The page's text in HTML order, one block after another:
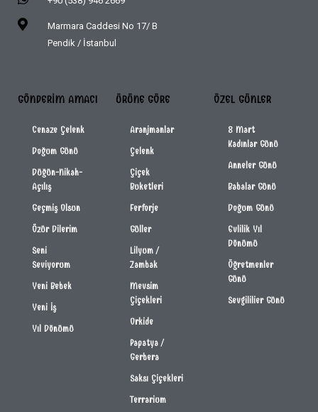
Marmara Caddesi No 17/ B
Pendik / İstanbul
GÖNDERIM AMACI
Cenaze Çelenk
Doğum Günü
Düğün-Nikah-
Açılış
Geçmiş Olsun
Özür Dilerim
Seni
Seviyorum
Yeni Bebek
Yeni İş
Yıl Dönümü
ÜRÜNE GÖRE
Aranjmanlar
Çelenk
Çiçek
Buketleri
Ferforje
Güller
Lilyum /
Zambak
Mevsim
Çiçekleri
Orkide
Papatya /
Gerbera
Saksı Çiçekleri
Terrarium
ÖZEL GÜNLER
8 Mart
Kadınlar Günü
Anneler Günü
Babalar Günü
Doğum Günü
Evlilik Yıl
Dönümü
Öğretmenler
Günü
Sevgililier Günü